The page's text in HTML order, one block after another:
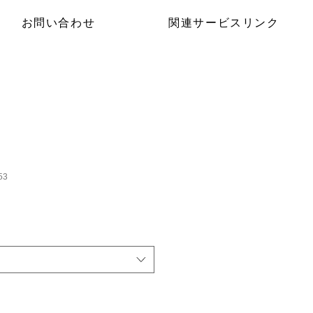
お問い合わせ 関連サービスリンク